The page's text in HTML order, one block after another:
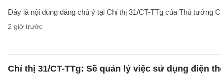
Đây là nội dung đáng chú ý tại Chỉ thị 31/CT-TTg của Thủ tướng
2 giờ trước
Chỉ thị 31/CT-TTg: Sẽ quản lý việc sử dụng điện